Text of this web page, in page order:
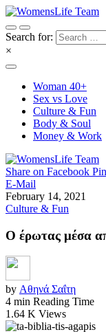
Search for:
×
Woman 40+
Sex vs Love
Culture & Fun
Body & Soul
Money & Work
Share on Facebook
E-Mail
February 14, 2021
Culture & Fun
Ο έρωτας μέσα
by Αθηνά Σαΐτη
4 min Reading Time
1.64 K Views